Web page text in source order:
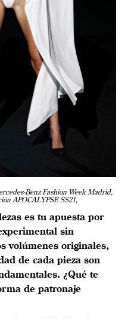
Benz Fashion Week Madrid,
APOCALYPSE SS21,
es tu apuesta por
sin
volúmenes originales,
de cada pieza son
¿Qué te
de patronaje